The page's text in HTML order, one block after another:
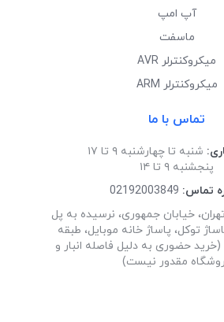
آپ امپ
ماسفت
میکروکنترلر AVR
میکروکنترلر ARM
تماس با ما
شنبه تا چهارشنبه ۹ تا ۱۷
پنجشنبه ۹ تا ۱۴
تماس: 02192003849
خیابان جمهوری، نرسیده به پل
توکل، پاساژ خانه موبایل، طبقه
منفی1، واحد B4 (خرید حضوری به دلیل فاصله انبار و
مقدور نیست)